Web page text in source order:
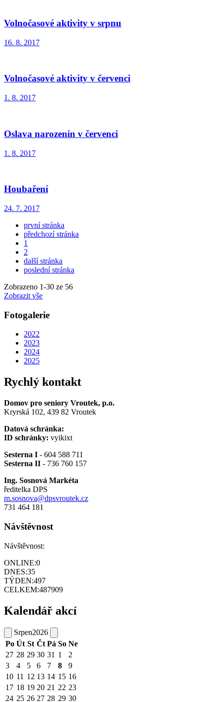
Volnočasové aktivity v srpnu
16. 8. 2017
Volnočasové aktivity v červenci
1. 8. 2017
Oslava narozenin v červenci
1. 8. 2017
Houbaření
24. 7. 2017
první stránka
předchozí stránka
1
2
další stránka
poslední stránka
Zobrazeno 1-30 ze 56
Zobrazit vše
Fotogalerie
2022
2023
2024
2025
Rychlý kontakt
Domov pro seniory Vroutek, p.o.
Kryrská 102, 439 82 Vroutek
Datová schránka:
ID schránky: vyikixt
Sesterna I - 604 588 711
Sesterna II - 736 760 157
Ing. Sosnová Markéta
ředitelka DPS
m.sosnova@dpsvroutek.cz
731 464 181
Návštěvnost
Návštěvnost:
ONLINE:0
DNES:35
TÝDEN:497
CELKEM:487909
Kalendář akcí
Srpen2026
Po Út St Čt Pá So Ne
27 28 29 30 31 1
2
3
4 5 6 7 8
9
10 11 12 13 14 15 16
17 18 19 20 21 22 23
24 25 26 27 28 29 30